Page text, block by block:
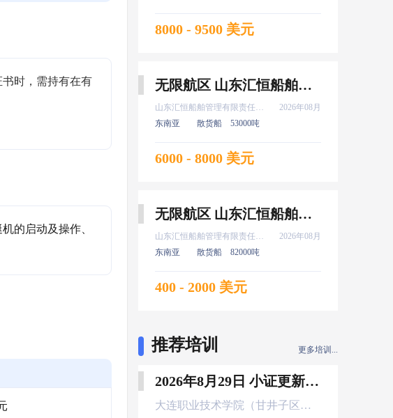
时，需持有在有
的启动及操作、
8000 - 9500 美元
无限航区 山东汇恒船舶管理有限责任公司 大管轮 8月上船
山东汇恒船舶管理有限责任公司
2026年08月
东南亚
散货船 53000吨
6000 - 8000 美元
无限航区 山东汇恒船舶管理有限责任公司 实习 新证 普证 高证 水手 8月上船
山东汇恒船舶管理有限责任公司
2026年08月
东南亚
散货船 82000吨
400 - 2000 美元
推荐培训 更多培训...
2026年8月29日 小证更新 Z01Z02Z04
大连职业技术学院（甘井子区大连北站）